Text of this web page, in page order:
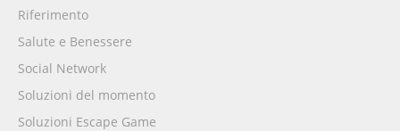
Riferimento
Salute e Benessere
Social Network
Soluzioni del momento
Soluzioni Escape Game